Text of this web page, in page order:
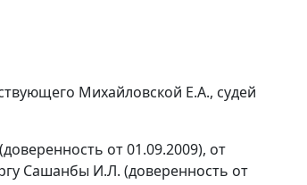
Михайловской Е.А., судей
от 01.09.2009), от
Сашанбы И.Л. (доверенность от